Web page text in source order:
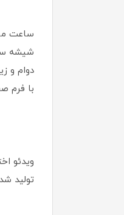
شیشه
دوام و
با فرم
ویدئو
تولید